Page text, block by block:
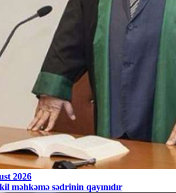
2026
məhkəmə sədrinin qayınıdır